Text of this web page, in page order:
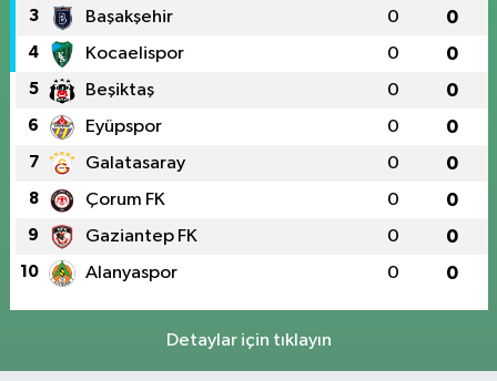
3 Başakşehir 0 0
4 Kocaelispor 0 0
5 Beşiktaş 0 0
6 Eyüpspor 0 0
7 Galatasaray 0 0
8 Çorum FK 0 0
9 Gaziantep FK 0 0
10 Alanyaspor 0 0
Detaylar için tıklayın